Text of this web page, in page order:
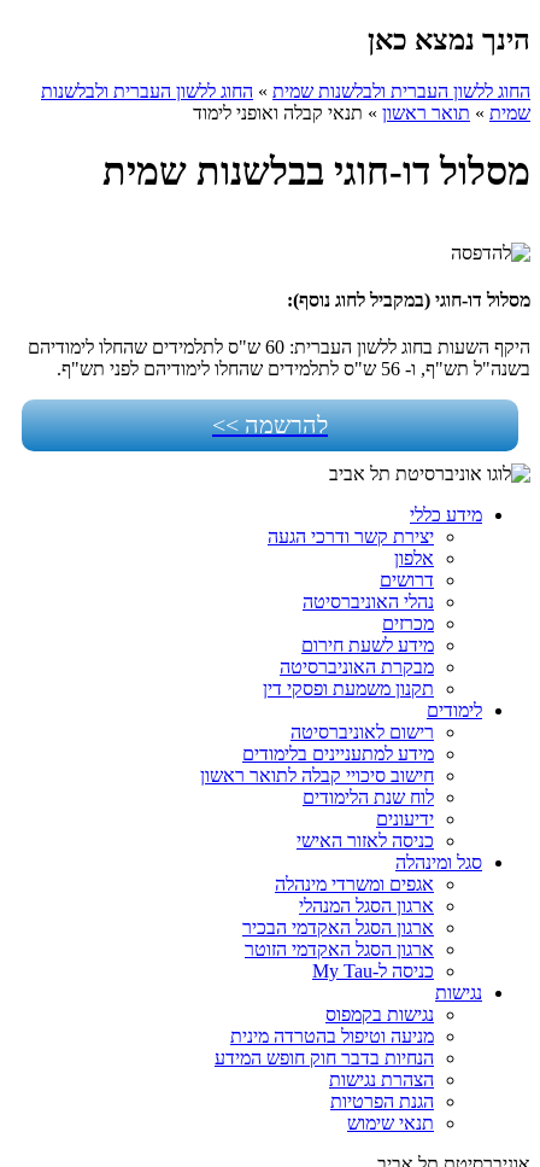
הינך נמצא כאן
החוג ללשון העברית ולבלשנות שמית » החוג ללשון העברית ולבלשנות
שמית » תואר ראשון » תנאי קבלה ואופני לימוד
מסלול דו-חוגי בבלשנות שמית
מסלול דו-חוגי (במקביל לחוג נוסף):
היקף השעות בחוג ללשון העברית: 60 ש"ס לתלמידים שהחלו לימודיהם
בשנה"ל תש"ף, ו- 56 ש"ס לתלמידים שהחלו לימודיהם לפני תש"ף.
להרשמה >>
מידע כללי
יצירת קשר ודרכי הגעה
אלפון
דרושים
נהלי האוניברסיטה
מכרזים
מידע לשעת חירום
מבקרת האוניברסיטה
תקנון משמעת ופסקי דין
לימודים
רישום לאוניברסיטה
מידע למתעניינים בלימודים
חישוב סיכויי קבלה לתואר ראשון
לוח שנת הלימודים
ידיעונים
כניסה לאזור האישי
סגל ומינהלה
אגפים ומשרדי מינהלה
ארגון הסגל המנהלי
ארגון הסגל האקדמי הבכיר
ארגון הסגל האקדמי הזוטר
כניסה ל-My Tau
נגישות
נגישות בקמפוס
מניעה וטיפול בהטרדה מינית
הנחיות בדבר חוק חופש המידע
הצהרת נגישות
הגנת הפרטיות
תנאי שימוש